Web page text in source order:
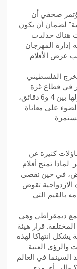
صحفي أن
لضمان أن يكون
هناك جدليات
إدارة المهرجان
عرض الأفلام
الفلسطيني
تم تصوير في قطاع غزة
وسط الحرب. هذه الأعمال، التي يتراوح طولها بين 4 و6 دقائق،
على معاناة
كثيرة عن
لماذا تمنح أفلام
في حين تقصى
الازدواجية تقوض
بالقيم التي
ديمقراطي وهي
قرار هيئة
انتهاكا لهذه
والرؤى الفنية.
في العالم